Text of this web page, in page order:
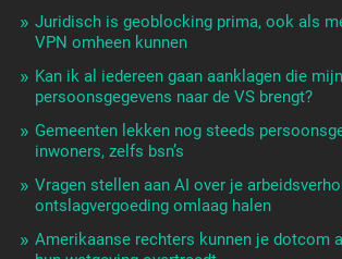
Juridisch is geoblocking prima, ook als
VPN omheen kunnen
Kan ik al iedereen gaan aanklagen die mijn
persoonsgegevens naar de VS brengt?
Gemeenten lekken nog steeds
inwoners, zelfs bsn’s
Vragen stellen aan AI over je
ontslagvergoeding omlaag halen
Amerikaanse rechters kunnen je dotcom